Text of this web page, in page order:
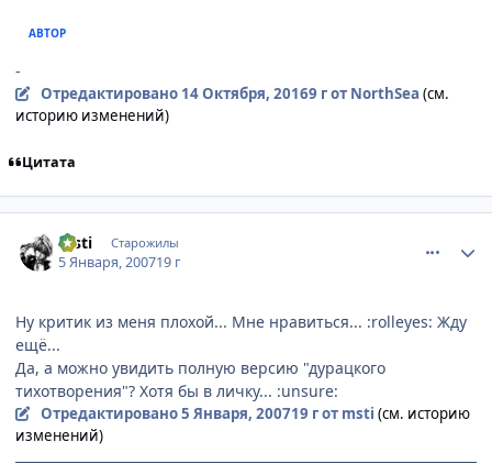
АВТОР
-
Отредактировано 14 Октября, 20169 гот NorthSea (см.
историю изменений)
Цитата
msti Старожилы
5 Января, 200719 г
Ну критик из меня плохой... Мне нравиться... :rolleyes: Жду
ещё...
Да, а можно увидить полную версию "дурацкого
тихотворения"? Хотя бы в личку... :unsure:
Отредактировано5 Января, 200719 гот msti (см. историю
изменений)